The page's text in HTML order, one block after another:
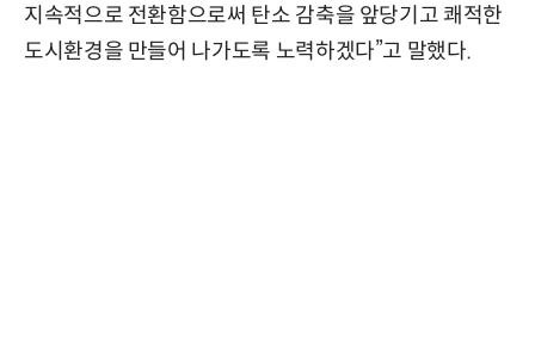
지속적으로 전환함으로써 탄소 감축을 앞당기고 쾌적한
도시환경을 만들어 나가도록 노력하겠다”고 말했다.